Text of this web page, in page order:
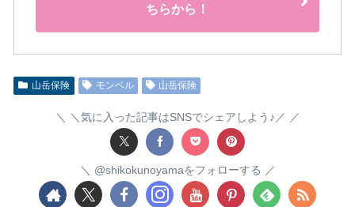
ちらから！
山岳保険 モンベル 山岳保険
＼気に入った記事はSNSでシェアしよう♪／
@shikokunoyamaをフォローする